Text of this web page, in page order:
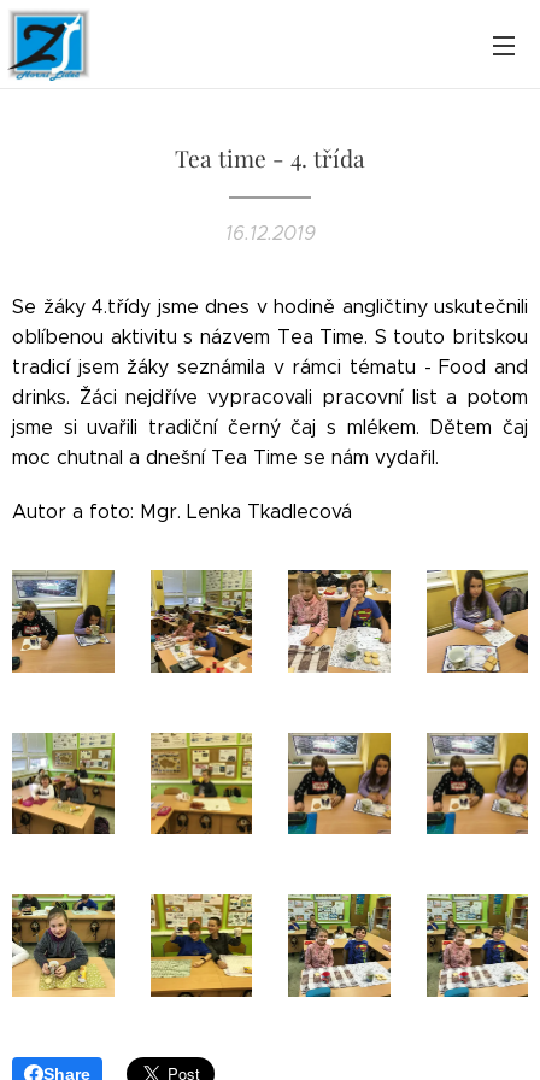
Tea time - 4. třída
16.12.2019
Se žáky 4.třídy jsme dnes v hodině angličtiny uskutečnili
oblíbenou aktivitu s názvem Tea Time. S touto britskou
tradicí jsem žáky seznámila v rámci tématu - Food and
drinks. Žáci nejdříve vypracovali pracovní list a potom
jsme si uvařili tradiční černý čaj s mlékem. Dětem čaj
moc chutnal a dnešní Tea Time se nám vydařil.
Autor a foto: Mgr. Lenka Tkadlecová
Share